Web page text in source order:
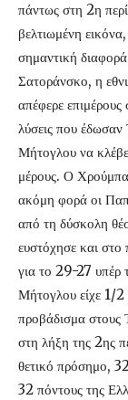
πάντως στη 2η
βελτιωμένη
σημαντική
Σατοράνσκο, η
απέφερε
λύσεις που
Μήτογλου να
μέρους. Ο
ακόμη φορά οι
από τη δύσκολη
ευστόχησε και
για το 29-27 υπέρ
Μήτογλου είχε 1/2
προβάδισμα
στη λήξη της 2ης
θετικό πρόσημο,
32 πόντους της